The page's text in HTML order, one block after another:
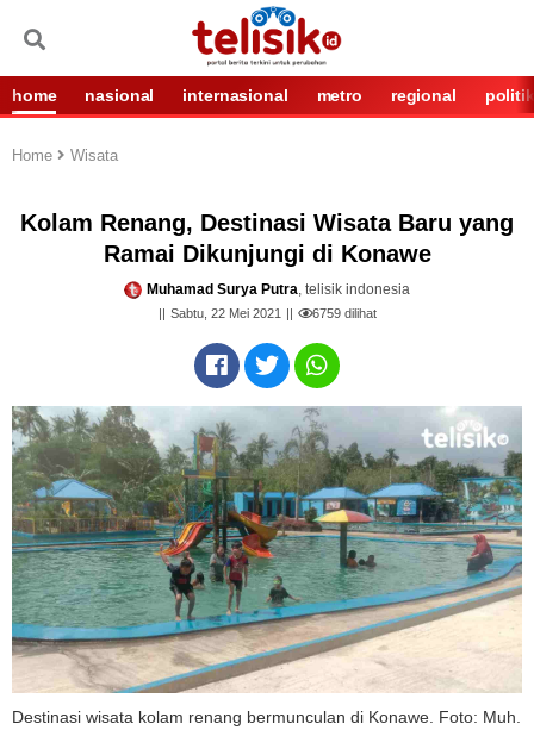
home nasional internasional metro regional politik
Home Wisata
Kolam Renang, Destinasi Wisata Baru yang
Ramai Dikunjungi di Konawe
Muhamad Surya Putra, telisik indonesia
Sabtu, 22 Mei 2021 6759dilihat
Destinasi wisata kolam renang bermunculan di Konawe. Foto: Muh.